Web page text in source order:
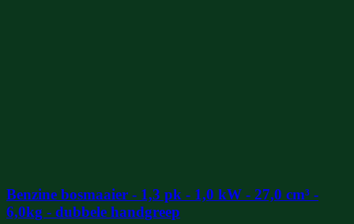
Benzine bosmaaier - 1,3 pk - 1,0 kW - 27,0 cm³ -
6,0kg - dubbele handgreep